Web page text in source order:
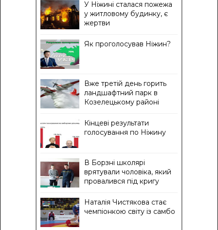
У Ніжині сталася пожежа
у житловому будинку, є
жертви
Як проголосував Ніжин?
Вже третій день горить
ландшафтний парк в
Козелецькому районі
Кінцеві результати
голосування по Ніжину
В Борзні школярі
врятували чоловіка, який
провалився під кригу
Наталія Чистякова стає
чемпіонкою світу із самбо